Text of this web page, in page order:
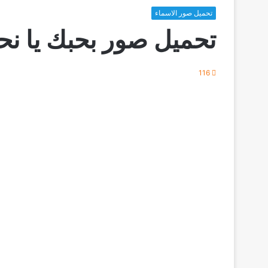
تحميل صور الاسماء
تحميل صور بحبك يا
116